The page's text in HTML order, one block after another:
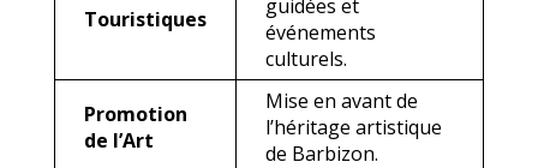
Touristiques
guidées et
événements
culturels.
Promotion
de l’Art
Mise en avant de
l’héritage artistique
de Barbizon.